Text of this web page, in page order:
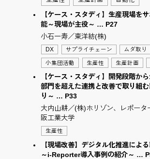
【ケース・スタディ】生産現場を
能～現場が主役～ … P27
小石一寿／東洋紡(株)
DX サプライチェーン ムダ取り
小集団活動 生産性 生産計画
【ケース・スタディ】開発段階か
部門を超えた連携と改善で取り組
り～ … P33
大内山耕／(株)ホリゾン、レポータ
阪工業大学
生産性
【現場改善】デジタル化推進によ
～i-Reporter導入事例の紹介～ …